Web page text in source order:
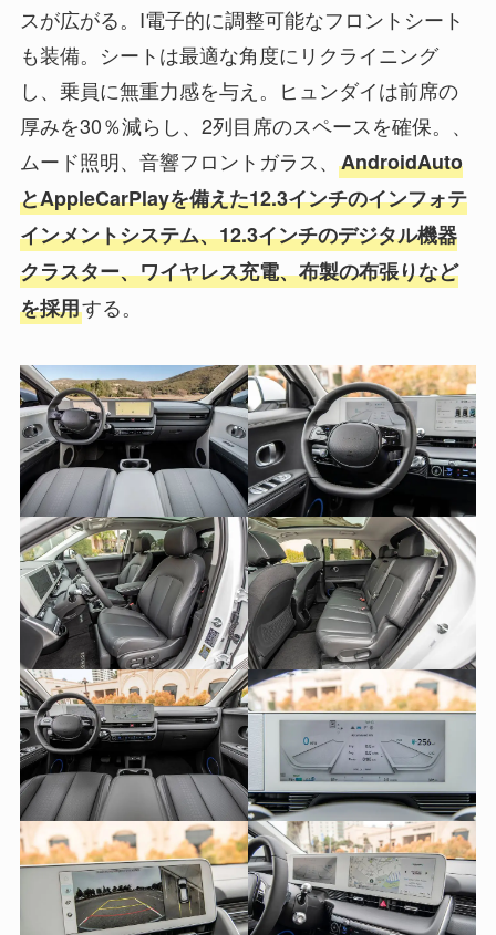
スが広がる。I電子的に調整可能なフロントシート
も装備。シートは最適な角度にリクライニング
し、乗員に無重力感を与え。ヒュンダイは前席の
厚みを30％減らし、2列目席のスペースを確保。、
ムード照明、音響フロントガラス、 AndroidAuto
とAppleCarPlayを備えた12.3インチのインフォテ
インメントシステム、12.3インチのデジタル機器
クラスター、ワイヤレス充電、布製の布張りなど
を採用する。